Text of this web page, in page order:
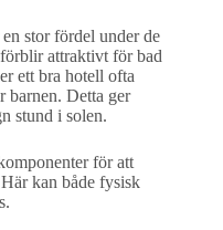
stor fördel under de
attraktivt för bad
ett bra hotell ofta
barnen. Detta ger
stund i solen.
för att
kan både fysisk